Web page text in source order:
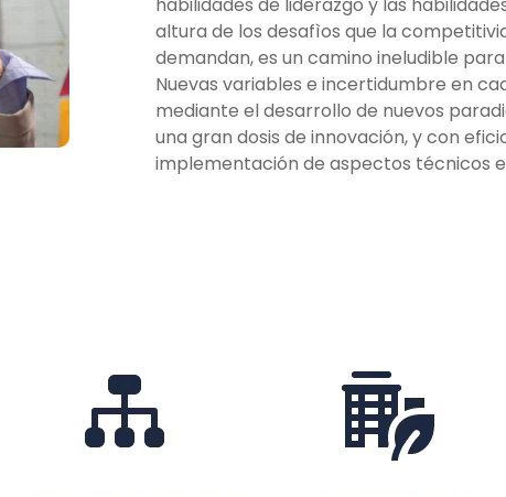
habilidades de liderazgo y las
altura de los desafìos que la
demandan, es un camino ineludible
Nuevas variables e incertidumbre en
mediante el desarrollo de nuevos
una gran dosis de innovación, y con
implementación de aspectos técnicos